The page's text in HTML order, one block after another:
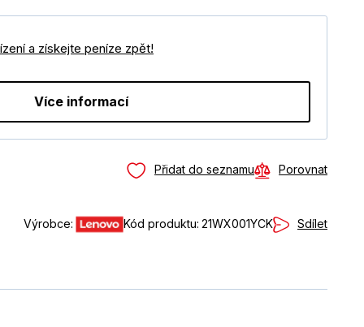
a získejte peníze zpět!
Více informací
Přidat do seznamu Porovnat
Výrobce: Kód produktu: 21WX001YCK Sdílet